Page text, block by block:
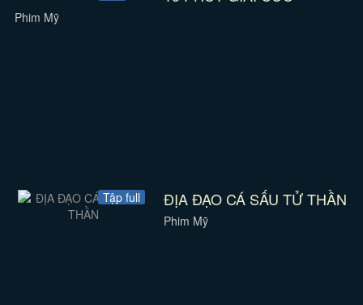
Phim Mỹ
Tập full ĐỊA ĐẠO CÁ SẤU TỬ THẦN
Phim Mỹ